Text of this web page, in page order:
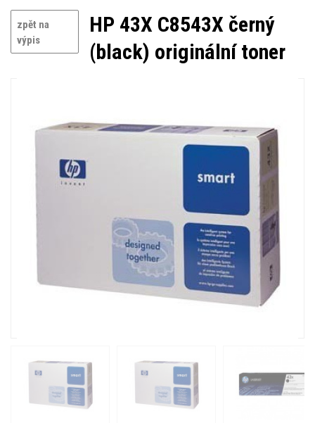
zpět na
výpis
HP 43X C8543X černý
(black) originální toner